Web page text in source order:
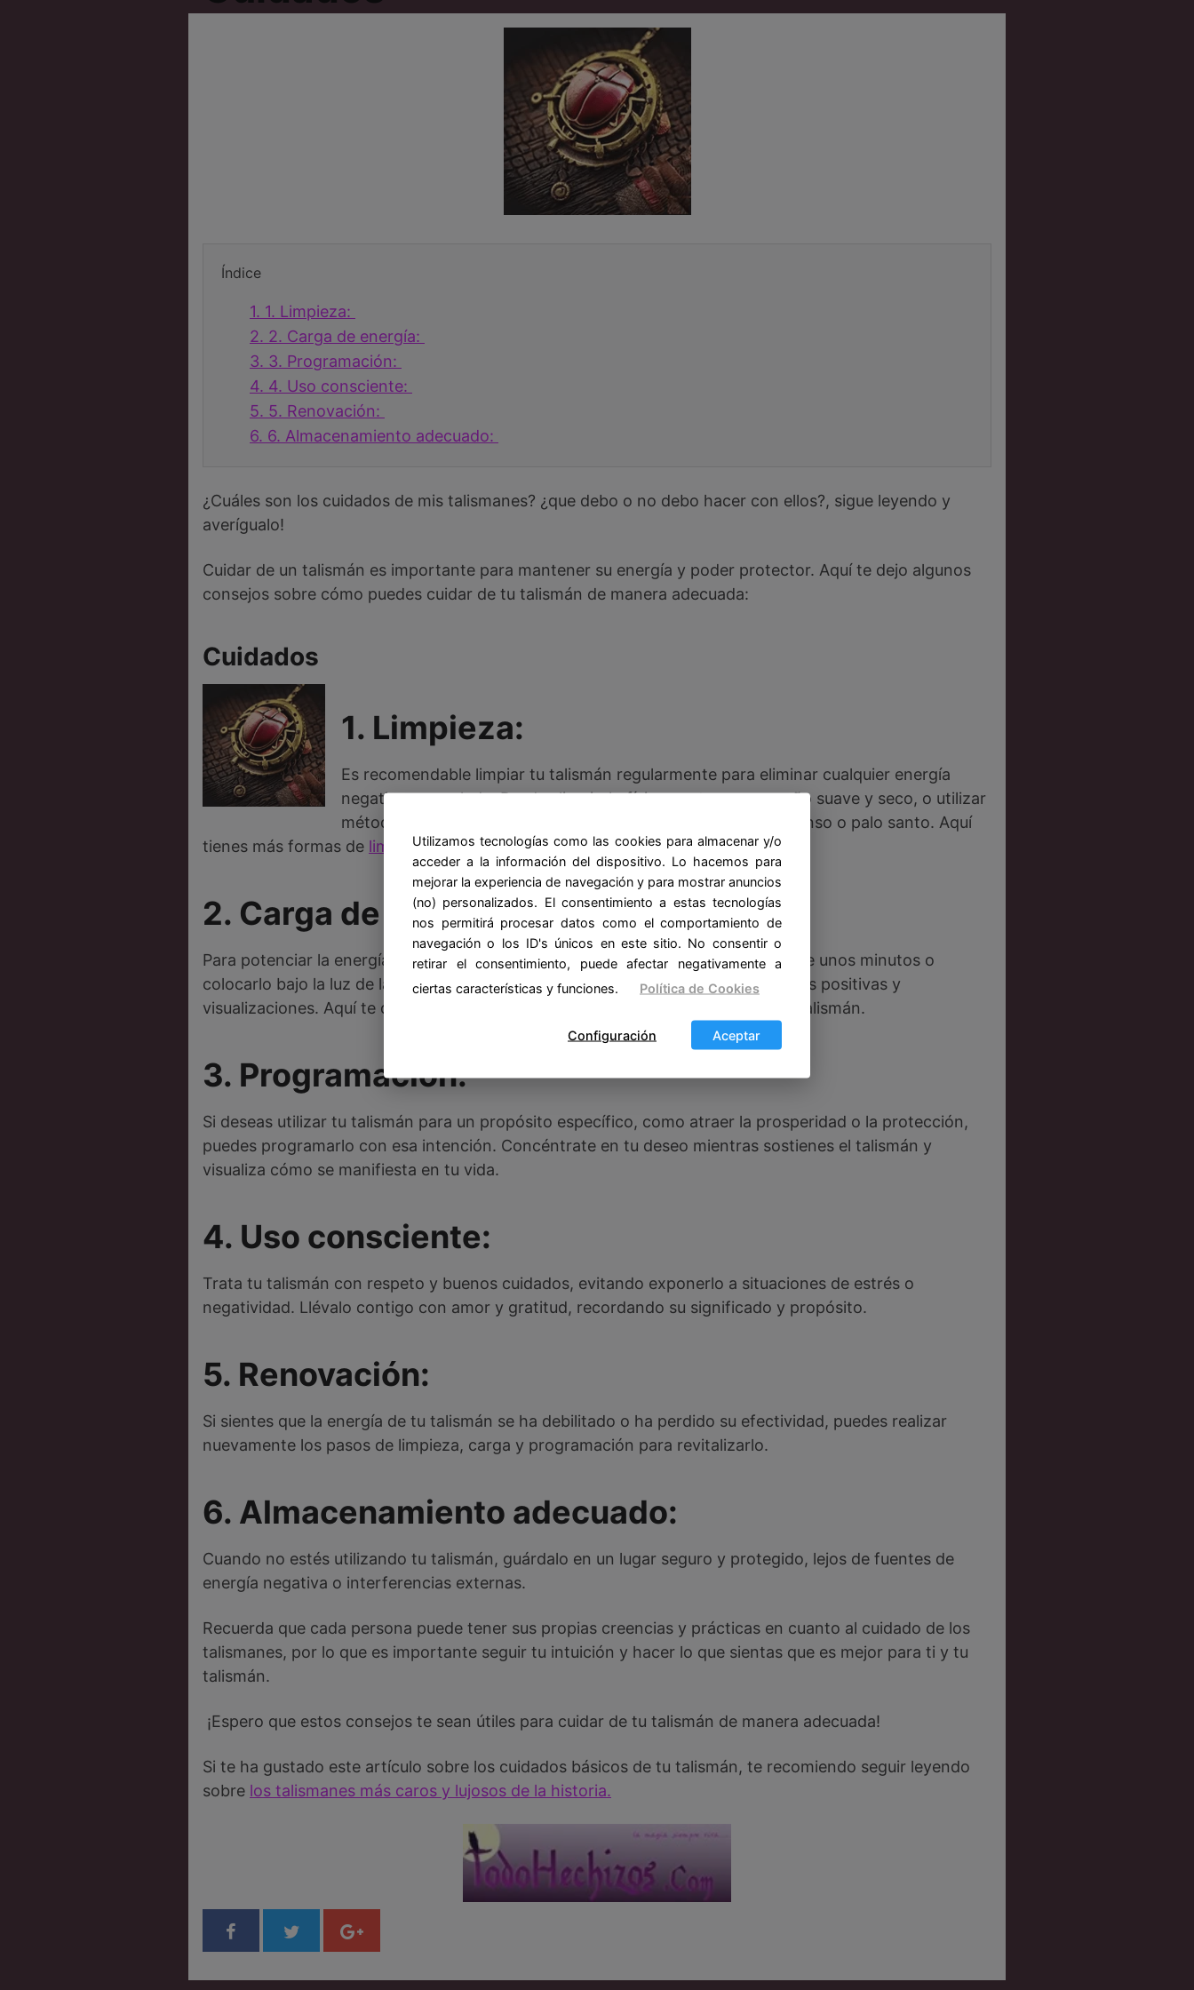
Índice
1. 1. Limpieza:
2. 2. Carga de energía:
3. 3. Programación:
4. 4. Uso consciente:
5. 5. Renovación:
6. 6. Almacenamiento adecuado:
¿Cuáles son los cuidados de mis talismanes? ¿que debo o no debo hacer con ellos?, sigue leyendo y
averígualo!
Cuidar de un talismán es importante para mantener su energía y poder protector. Aquí te dejo algunos
consejos sobre cómo puedes cuidar de tu talismán de manera adecuada:
Cuidados
1. Limpieza:
Es recomendable limpiar tu talismán regularmente para eliminar cualquier energía
negativa acumulada. Puedes limpiarlo físicamente con un paño suave y seco, o utilizar
métodos de limpieza energética como el humo de salvia, incienso o palo santo. Aquí
tienes más formas de limpiartus talismanes.
2. Carga de energía:
Para potenciar la energía de tu talismán, puedes exponerlo a la luz del sol durante unos minutos o
colocarlo bajo la luz de la luna llena. También puedes cargarlo con tus intenciones positivas y
visualizaciones. Aquí te dejo información detallada sobre la
de tu talismán.
3. Programación:
Si deseas utilizar tu talismán para un propósito específico, como atraer la prosperidad o la protección,
puedes programarlo con esa intención. Concéntrate en tu deseo mientras sostienes el talismán y
visualiza cómo se manifiesta en tu vida.
4. Uso consciente:
Trata tu talismán con respeto y buenos cuidados, evitando exponerlo a situaciones de estrés o
negatividad. Llévalo contigo con amor y gratitud, recordando su significado y propósito.
5. Renovación:
Si sientes que la energía de tu talismán se ha debilitado o ha perdido su efectividad, puedes realizar
nuevamente los pasos de limpieza, carga y programación para revitalizarlo.
6. Almacenamiento adecuado:
Cuando no estés utilizando tu talismán, guárdalo en un lugar seguro y protegido, lejos de fuentes de
energía negativa o interferencias externas.
Recuerda que cada persona puede tener sus propias creencias y prácticas en cuanto al cuidado de los
talismanes, por lo que es importante seguir tu intuición y hacer lo que sientas que es mejor para ti y tu
talismán.
¡Espero que estos consejos te sean útiles para cuidar de tu talismán de manera adecuada!
Si te ha gustado este artículo sobre los cuidados básicos de tu talismán, te recomiendo seguir leyendo
sobre los talismanes más caros y lujosos de la historia.
Utilizamos tecnologías como las cookies para almacenar y/o
acceder a la información del dispositivo. Lo hacemos para
mejorar la experiencia de navegación y para mostrar anuncios
(no) personalizados. El consentimiento a estas tecnologías
nos permitirá procesar datos como el comportamiento de
navegación o los ID's únicos en este sitio. No consentir o
retirar el consentimiento, puede afectar negativamente a
ciertas características y funciones.
Política de Cookies
Aceptar
Configuración